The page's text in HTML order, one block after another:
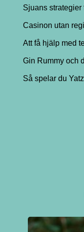
Sjuans
Casinon utan
Att få hjälp med
Gin Rummy och
Så spelar du